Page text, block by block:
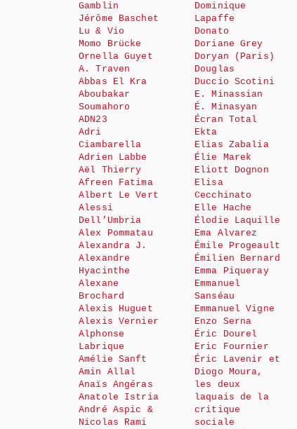
Gamblin
Jérôme Baschet
Lu & Vio
Momo Brücke
Ornella Guyet
A. Traven
Abbas El Kra
Aboubakar
Soumahoro
ADN23
Adri
Ciambarella
Adrien Labbe
Aël Thierry
Afreen Fatima
Albert Le Vert
Alessi
Dell’Umbria
Alex Pommatau
Alexandra J.
Alexandre
Hyacinthe
Alexane
Brochard
Alexis Huguet
Alexis Vernier
Alphonse
Labrique
Amélie Sanft
Amin Allal
Anaïs Angéras
Anatole Istria
André Aspic &
Nicolas Rami
Dominique
Lapaffe
Donato
Doriane Grey
Doryan (Paris)
Douglas
Duccio Scotini
E. Minassian
É. Minasyan
Écran Total
Ekta
Elias Zabalia
Élie Marek
Eliott Dognon
Elisa
Cecchinato
Elle Hache
Élodie Laquille
Ema Alvarez
Émile Progeault
Émilien Bernard
Emma Piqueray
Emmanuel
Sanséau
Emmanuel Vigne
Enzo Serna
Éric Dourel
Eric Fournier
Éric Lavenir et
Diogo Moura,
les deux
laquais de la
critique
sociale